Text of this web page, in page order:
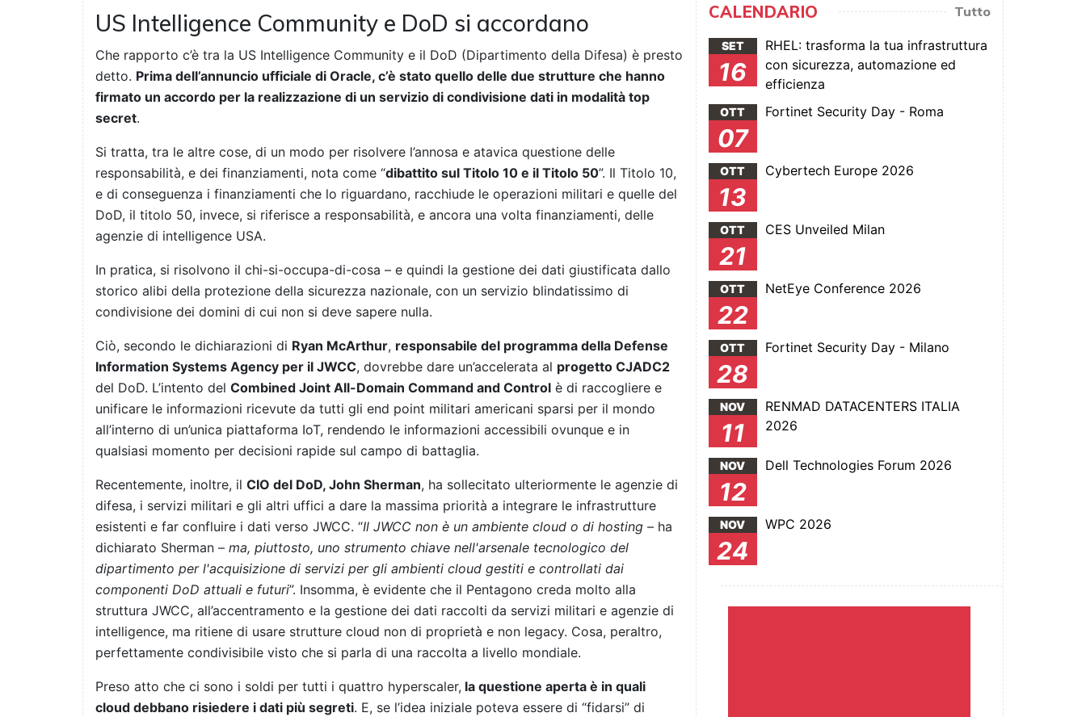
US Intelligence Community e DoD si accordano
Che rapporto c’è tra la US Intelligence Community e il DoD (Dipartimento della Difesa) è presto
detto. Prima dell’annuncio ufficiale di Oracle, c’è stato quello delle due strutture che hanno
firmato un accordo per la realizzazione di un servizio di condivisione dati in modalità top
secret.
Si tratta, tra le altre cose, di un modo per risolvere l’annosa e atavica questione delle
responsabilità, e dei finanziamenti, nota come “dibattito sul Titolo 10 e il Titolo 50”. Il Titolo 10,
e di conseguenza i finanziamenti che lo riguardano, racchiude le operazioni militari e quelle del
DoD, il titolo 50, invece, si riferisce a responsabilità, e ancora una volta finanziamenti, delle
agenzie di intelligence USA.
In pratica, si risolvono il chi-si-occupa-di-cosa – e quindi la gestione dei dati giustificata dallo
storico alibi della protezione della sicurezza nazionale, con un servizio blindatissimo di
condivisione dei domini di cui non si deve sapere nulla.
Ciò, secondo le dichiarazioni di Ryan McArthur, responsabile del programma della Defense
Information Systems Agency per il JWCC, dovrebbe dare un’accelerata al progetto CJADC2
del DoD. L’intento del Combined Joint All-Domain Command and Control è di raccogliere e
unificare le informazioni ricevute da tutti gli end point militari americani sparsi per il mondo
all’interno di un’unica piattaforma IoT, rendendo le informazioni accessibili ovunque e in
qualsiasi momento per decisioni rapide sul campo di battaglia.
Recentemente, inoltre, il CIO del DoD, John Sherman, ha sollecitato ulteriormente le agenzie di
difesa, i servizi militari e gli altri uffici a dare la massima priorità a integrare le infrastrutture
esistenti e far confluire i dati verso JWCC. “Il JWCC non è un ambiente cloud o di hosting – ha
dichiarato Sherman – ma, piuttosto, uno strumento chiave nell'arsenale tecnologico del
dipartimento per l'acquisizione di servizi per gli ambienti cloud gestiti e controllati dai
componenti DoD attuali e futuri”. Insomma, è evidente che il Pentagono creda molto alla
struttura JWCC, all’accentramento e la gestione dei dati raccolti da servizi militari e agenzie di
intelligence, ma ritiene di usare strutture cloud non di proprietà e non legacy. Cosa, peraltro,
perfettamente condivisibile visto che si parla di una raccolta a livello mondiale.
Preso atto che ci sono i soldi per tutti i quattro hyperscaler, la questione aperta è in quali
cloud debbano risiedere i dati più segreti. E, se l’idea iniziale poteva essere di “fidarsi” di
CALENDARIO Tutto
SET
16
RHEL: trasforma la tua infrastruttura
con sicurezza, automazione ed
efficienza
OTT
07
Fortinet Security Day - Roma
OTT
13
Cybertech Europe 2026
OTT
21
CES Unveiled Milan
OTT
22
NetEye Conference 2026
OTT
28
Fortinet Security Day - Milano
NOV
11
RENMAD DATACENTERS ITALIA
2026
NOV
12
Dell Technologies Forum 2026
NOV
24
WPC 2026